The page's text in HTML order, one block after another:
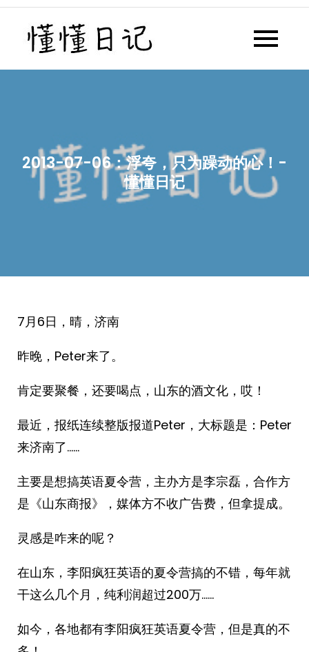
Skip
content
懂懂日记网每天同步更新懂懂学
2013-07-06：浮夸，只为躁动的心！-
懂懂日记
7月6日，晴，济南
昨晚，Peter来了。
肯定要聚餐，还要喝点，山东的酒文化，哎！
最近，报纸连续整版报道Peter，大标题是：Peter
来济南了……
主要是想搞英语夏令营，主办方是李宗磊，合作方
是《山东商报》，媒体方不收广告费，但拿提成。
灵感是咋来的呢？
在山东，李阳疯狂英语的夏令营搞的不错，每年就
干这么几个月，纯利润超过200万……
如今，各地都有李阳疯狂英语夏令营，但是真的不